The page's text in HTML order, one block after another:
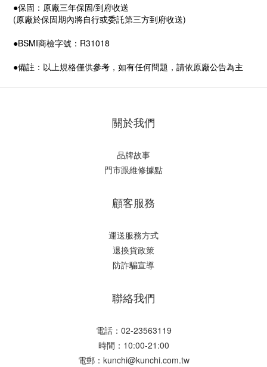
●保固：原廠三年保固/到府收送
(原廠於保固期內將自行或委託第三方到府收送)
●BSMI商檢字號：R31018
●備註：以上規格僅供參考，如有任何問題，請依原廠公告為主
關於我們
品牌故事
門市跟維修據點
顧客服務
運送服務方式
退換貨政策
防詐騙宣導
聯絡我們
電話：02-23563119
時間：10:00-21:00
電郵： kunchi@kunchi.com.tw